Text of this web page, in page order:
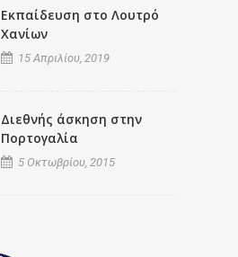
Εκπαίδευση στο Λουτρό
Χανίων
15 Απριλίου, 2019
Διεθνής άσκηση στην
Πορτογαλία
5 Οκτωβρίου, 2015